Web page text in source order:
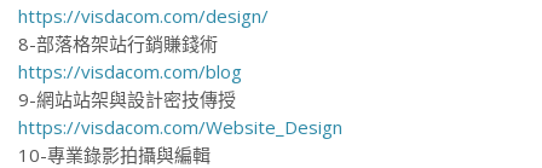
https://visdacom.com/design/
8-部落格架站行銷賺錢術
https://visdacom.com/blog
9-網站站架與設計密技傳授
https://visdacom.com/Website_Design
10-專業錄影拍攝與編輯